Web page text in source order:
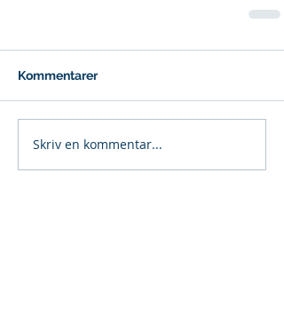
Kommentarer
Skriv en kommentar...